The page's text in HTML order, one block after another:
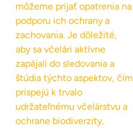
môžeme prijať opatrenia na
podporu ich ochrany a
zachovania. Je dôležité,
aby sa včelári aktívne
zapájali do sledovania a
štúdia týchto aspektov, čím
prispejú k trvalo
udržateľnému včelárstvu a
ochrane biodiverzity.